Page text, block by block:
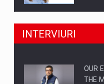
INTERVIURI
OUR
THE